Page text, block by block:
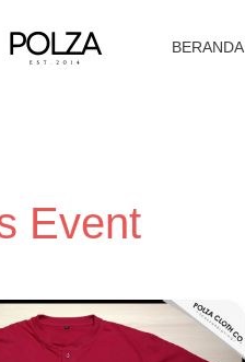
BERANDA
Event